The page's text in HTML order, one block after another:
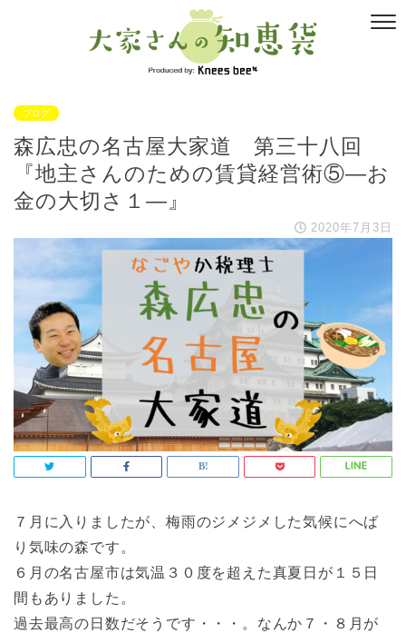
ブログ
森広忠の名古屋大家道 第三十八回
『地主さんのための賃貸経営術⑤―お
金の大切さ１―』
2020年7月3日
７月に入りましたが、梅雨のジメジメした気候にへば
り気味の森です。
６月の名古屋市は気温３０度を超えた真夏日が１５日
間もありました。
過去最高の日数だそうです・・・。なんか７・８月が